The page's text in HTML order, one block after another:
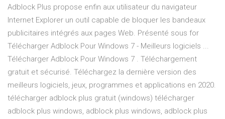
Adblock Plus propose enfin aux utilisateur du navigateur
Internet Explorer un outil capable de bloquer les bandeaux
publicitaires intégrés aux pages Web. Présenté sous for
Télécharger Adblock Pour Windows 7 - Meilleurs logiciels ...
Télécharger Adblock Pour Windows 7 . Téléchargement
gratuit et sécurisé. Téléchargez la dernière version des
meilleurs logiciels, jeux, programmes et applications en 2020.
télécharger adblock plus gratuit (windows) télécharger
adblock plus windows, adblock plus windows, adblock plus